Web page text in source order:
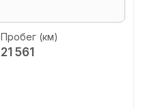
Пробег (км)
21 561